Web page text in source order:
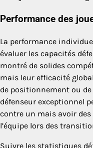
Performance des
La performance
évaluer les capacités
montré de solides
mais leur efficacité
de positionnement ou
défenseur exceptionnel
contre un mais avoir
l’équipe lors des
Suivre les statistiques